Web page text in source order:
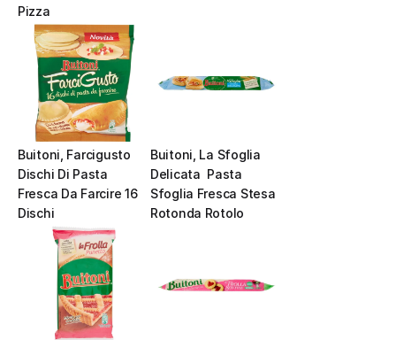
Pizza
Buitoni, Farcigusto
Dischi Di Pasta
Fresca Da Farcire 16
Dischi
Buitoni, La Sfoglia
Delicata  Pasta
Sfoglia Fresca Stesa
Rotonda Rotolo